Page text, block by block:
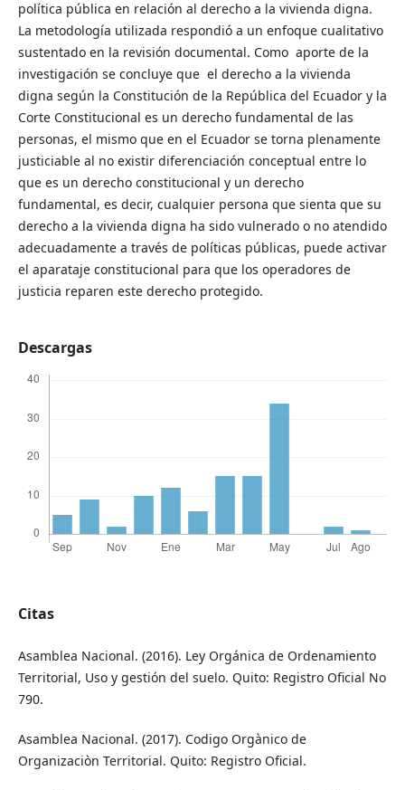
política pública en relación al derecho a la vivienda digna.
La metodología utilizada respondió a un enfoque cualitativo
sustentado en la revisión documental. Como aporte de la
investigación se concluye que el derecho a la vivienda
digna según la Constitución de la República del Ecuador y la
Corte Constitucional es un derecho fundamental de las
personas, el mismo que en el Ecuador se torna plenamente
justiciable al no existir diferenciación conceptual entre lo
que es un derecho constitucional y un derecho
fundamental, es decir, cualquier persona que sienta que su
derecho a la vivienda digna ha sido vulnerado o no atendido
adecuadamente a través de políticas públicas, puede activar
el aparataje constitucional para que los operadores de
justicia reparen este derecho protegido.
Descargas
Citas
Asamblea Nacional. (2016). Ley Orgánica de Ordenamiento
Territorial, Uso y gestión del suelo. Quito: Registro Oficial No
790.
Asamblea Nacional. (2017). Codigo Orgànico de
Organizaciòn Territorial. Quito: Registro Oficial.